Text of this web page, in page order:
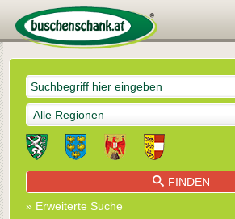
Alle Regionen
FINDEN
» Erweiterte Suche